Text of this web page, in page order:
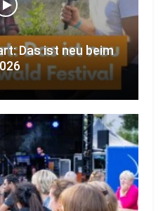
Das ist neu beim